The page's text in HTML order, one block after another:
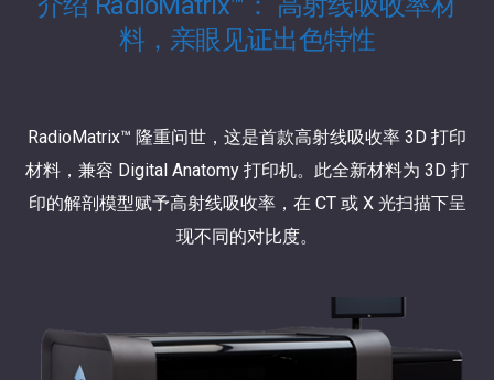
料，亲眼见证出色特性
RadioMatrix™ 隆重问世，这是首款高射线吸收率 3D 打印
材料，兼容 Digital Anatomy 打印机。此全新材料为 3D 打
印的解剖模型赋予高射线吸收率，在 CT 或 X 光扫描下呈
现不同的对比度。